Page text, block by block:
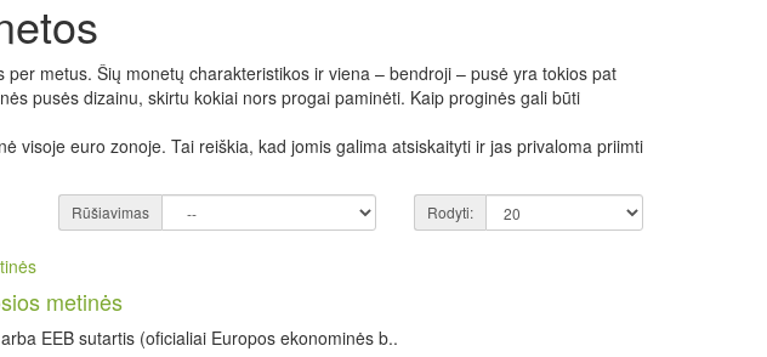
metus. Šių monetų charakteristikos ir viena – bendroji – pusė yra tokios pat
pusės dizainu, skirtu kokiai nors progai paminėti. Kaip proginės gali būti
visoje euro zonoje. Tai reiškia, kad jomis galima atsiskaityti ir jas privaloma priimti
Rūšiavimas Rodyti:
metinės
EEB sutartis (oficialiai Europos ekonominės b..